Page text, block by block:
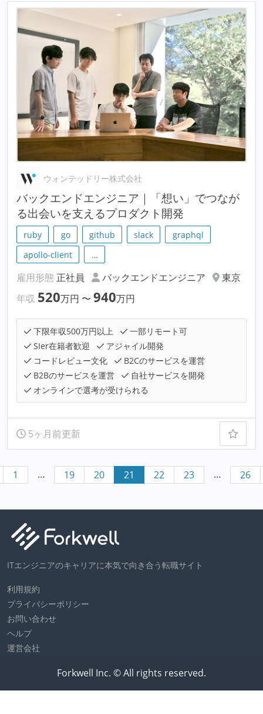
ウォンテッドリー株式会社
バックエンドエンジニア｜「想い」でつなが
る出会いを支えるプロダクト開発
ruby go github slack
graphql
apollo-client
…
雇用形態 正社員 バックエンドエンジニア
東京
年収 520万円 〜 940万円
下限年収500万円以上
一部リモート可
SIer在籍者歓迎
アジャイル開発
コードレビュー文化
B2Cのサービスを運営
B2Bのサービスを運営
自社サービスを開発
オンラインで選考が受けられる
5ヶ月前更新
1 … 19 20 21 22 23 … 26
ITエンジニアのキャリアに本気で向き合う転職サイト
利用規約
プライバシーポリシー
お問い合わせ
ヘルプ
運営会社
Forkwell Inc. © All rights reserved.